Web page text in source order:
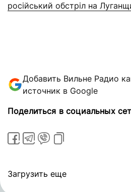
російський обстріл на
Добавить Вильне Радио
источник в Google
Поделиться в социальных
Загрузить еще